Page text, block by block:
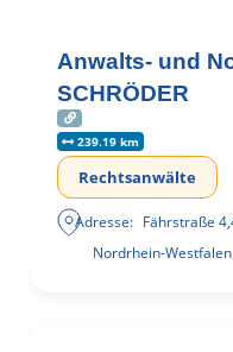
Anwalts- und
SCHRÖDER
239.19 km
Rechtsanwälte
Adresse: Fährstraße 4,
Nordrhein-Westfalen